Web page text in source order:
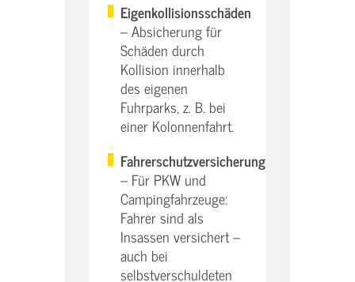
Eigenkollisionsschäden
– Absicherung für
Schäden durch
Kollision innerhalb
des eigenen
Fuhrparks, z. B. bei
einer Kolonnenfahrt.
Fahrerschutzversicherung
– Für PKW und
Campingfahrzeuge:
Fahrer sind als
Insassen versichert –
auch bei
selbstverschuldeten